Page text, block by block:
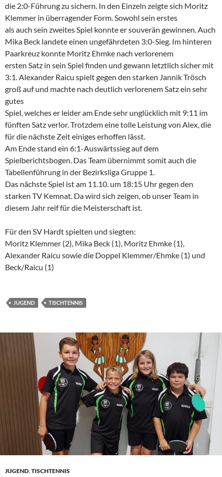
die 2:0-Führung zu sichern. In den Einzeln zeigte sich Moritz
Klemmer in überragender Form. Sowohl sein erstes
als auch sein zweites Spiel konnte er souverän gewinnen. Auch
Mika Beck landete einen ungefährdeten 3:0-Sieg. Im hinteren
Paarkreuz konnte Moritz Ehmke nach verlorenem
ersten Satz in sein Spiel finden und gewann letztlich sicher mit
3:1. Alexander Raicu spielt gegen den starken Jannik Trösch
groß auf und machte nach deutlich verlorenem Satz ein sehr
gutes
Spiel, welches er leider am Ende sehr unglücklich mit 9:11 im
fünften Satz verlor. Trotzdem eine tolle Leistung von Alex, die
für die nächste Zeit einiges erhoffen lässt.
Am Ende stand ein 6:1-Auswärtssieg auf dem
Spielberichtsbogen. Das Team übernimmt somit auch die
Tabellenführung in der Bezirksliga Gruppe 1.
Das nächste Spiel ist am 11.10. um 18:15 Uhr gegen den
starken TV Kemnat. Da wird sich zeigen, ob unser Team in
diesem Jahr reif für die Meisterschaft ist.
Für den SV Hardt spielten und siegten:
Moritz Klemmer (2), Mika Beck (1), Moritz Ehmke (1),
Alexander Raicu sowie die Doppel Klemmer/Ehmke (1) und
Beck/Raicu (1)
JUGEND TISCHTENNIS
JUGEND,TISCHTENNIS